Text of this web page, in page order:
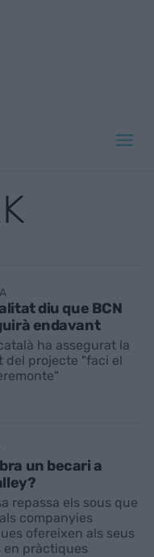
diu que BCN
endavant
ha assegurat la
del projecte "faci el
un becari a
repassa els sous que
companyies
ofereixen als seus
en pràctiques